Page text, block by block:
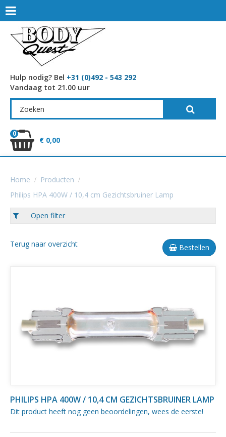
Hulp nodig? Bel +31 (0)492 - 543 292
Vandaag tot 21.00 uur
0
€ 0,00
Home
Producten
Philips HPA 400W / 10,4 cm Gezichtsbruiner Lamp
Open filter
Terug naar overzicht Bestellen
PHILIPS HPA 400W / 10,4 CM GEZICHTSBRUINER LAMP
Dit product heeft nog geen beoordelingen, wees de eerste!